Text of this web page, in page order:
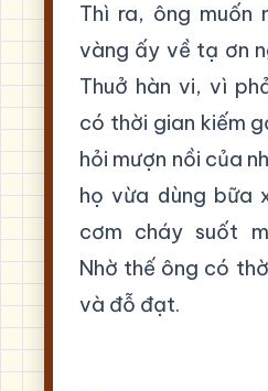
Thì ra, ông muốn
vàng ấy về tạ ơn
Thuở hàn vi, vì
có thời gian kiếm
hỏi mượn nồi của
họ vừa dùng bữa
cơm cháy suốt
Nhờ thế ông có
và đỗ đạt.